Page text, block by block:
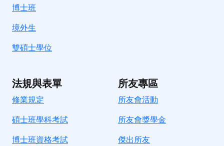
博士班
境外生
雙碩士學位
法規與表單
修業規定
碩士班學科考試
博士班資格考試
所友專區
所友會活動
所友會獎學金
傑出所友